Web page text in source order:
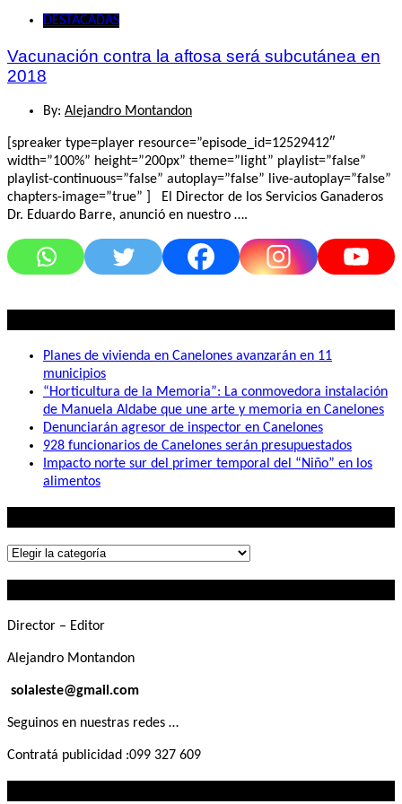
DESTACADAS
Vacunación contra la aftosa será subcutánea en
2018
By: Alejandro Montandon
[spreaker type=player resource=”episode_id=12529412″
width=”100%” height=”200px” theme=”light” playlist=”false”
playlist-continuous=”false” autoplay=”false” live-autoplay=”false”
chapters-image=”true” ] El Director de los Servicios Ganaderos
Dr. Eduardo Barre, anunció en nuestro ….
Planes de vivienda en Canelones avanzarán en 11
municipios
“Horticultura de la Memoria”: La conmovedora instalación
de Manuela Aldabe que une arte y memoria en Canelones
Denunciarán agresor de inspector en Canelones
928 funcionarios de Canelones serán presupuestados
Impacto norte sur del primer temporal del “Niño” en los
alimentos
Lo
Director – Editor
Alejandro Montandon
solaleste@gmail.com
Seguinos en nuestras redes …
Contratá publicidad :099 327 609